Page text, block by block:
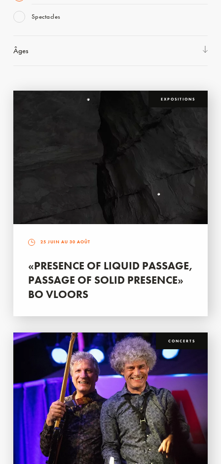
Spectacles
Âges
EXPOSITIONS
25 JUIN AU 30 AOÛT
«PRESENCE OF LIQUID PASSAGE,
PASSAGE OF SOLID PRESENCE»
BO VLOORS
CONCERTS